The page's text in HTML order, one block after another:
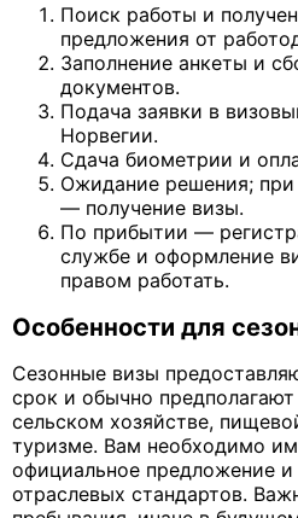
Поиск работы и
предложения от
Заполнение анкеты и
документов.
Подача заявки в
Норвегии.
Сдача биометрии и
Ожидание решения;
— получение визы.
По прибытии —
службе и оформление
правом работать.
Особенности для
Сезонные визы
срок и обычно
сельском хозяйстве,
туризме. Вам необходимо
официальное предложение и
отраслевых стандартов.